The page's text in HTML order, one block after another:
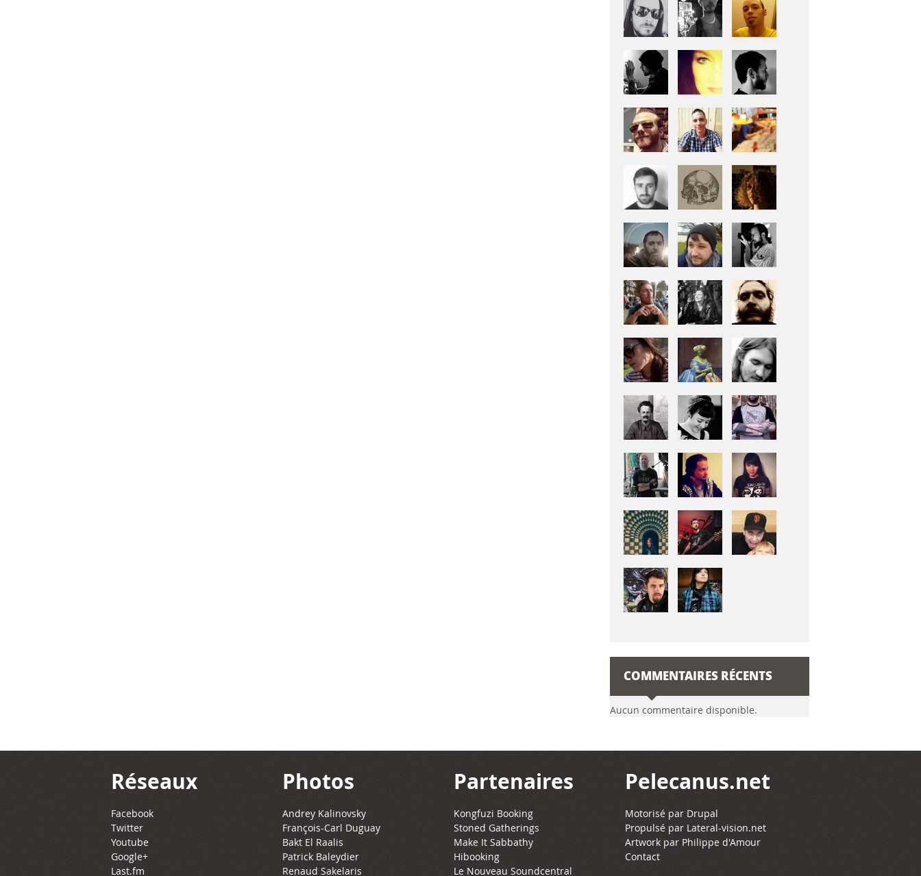
COMMENTAIRES RÉCENTS
Aucun commentaire disponible.
Réseaux
Facebook
Twitter
Youtube
Google+
Last.fm
Photos
Andrey Kalinovsky
François-Carl Duguay
Bakt El Raalis
Patrick Baleydier
Renaud Sakelaris
Partenaires
Kongfuzi Booking
Stoned Gatherings
Make It Sabbathy
Hibooking
Le Nouveau Soundcentral
Pelecanus.net
Motorisé par Drupal
Propulsé par Lateral-vision.net
Artwork par Philippe d'Amour
Contact